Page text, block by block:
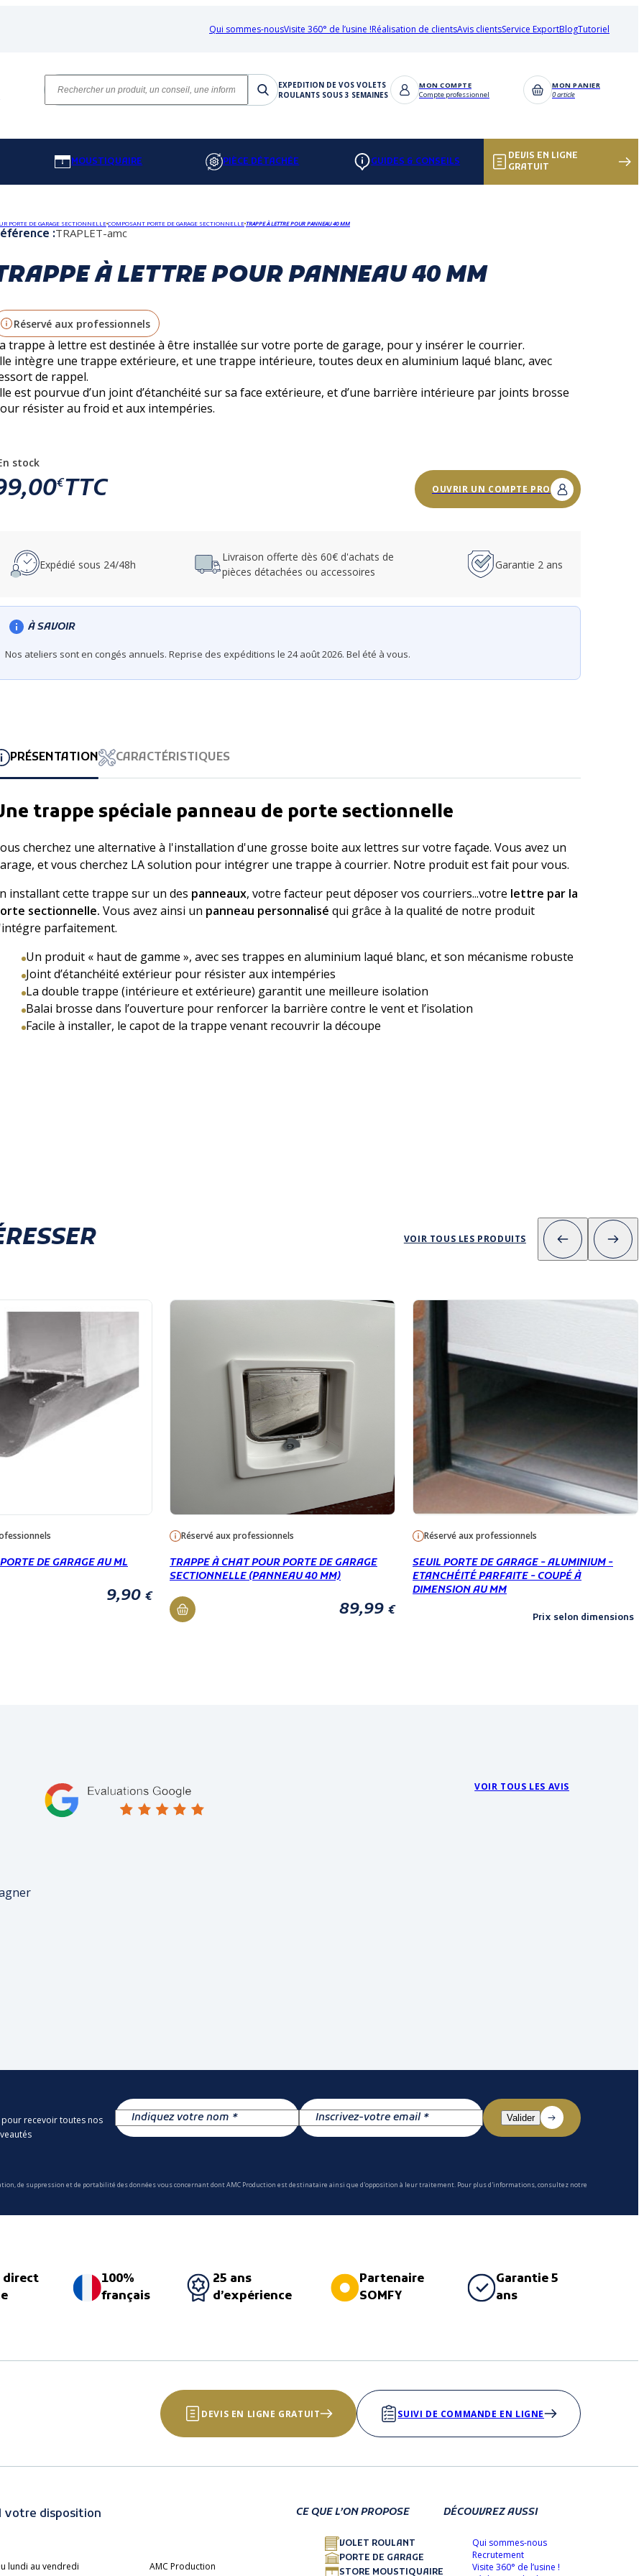
Qui sommes-nousVisite 360° de l’usine !Réalisation de clientsAvis clientsService ExportBlogTutoriel
EXPEDITION DE VOS VOLETS
ROULANTS SOUS 3 SEMAINES
MON COMPTE
Compte professionnel
MON PANIER
0 article
MOUSTIQUAIRE PIÈCE DÉTACHÉE GUIDES & CONSEILS
DEVIS EN LIGNE
GRATUIT
PORTE DE GARAGE SECTIONNELLECOMPOSANT PORTE DE GARAGE SECTIONNELLETRAPPE À LETTRE POUR PANNEAU 40 MM
:TRAPLET-amc
À LETTRE POUR PANNEAU 40 MM
Réservé aux professionnels
trappe à lettre est destinée à être installée sur votre porte de garage, pour y insérer le courrier.
intègre une trappe extérieure, et une trappe intérieure, toutes deux en aluminium laqué blanc, avec
de rappel.
est pourvue d’un joint d’étanchéité sur sa face extérieure, et d’une barrière intérieure par joints brosse
résister au froid et aux intempéries.
stock
€TTC OUVRIR UN COMPTE PRO
Expédié sous 24/48h
Livraison offerte dès 60€ d'achats de
pièces détachées ou accessoires
Garantie 2 ans
À SAVOIR
Nos ateliers sont en congés annuels. Reprise des expéditions le 24 août 2026. Bel été à vous.
PRÉSENTATION CARACTÉRISTIQUES
trappe spéciale panneau de porte sectionnelle
cherchez une alternative à l'installation d'une grosse boite aux lettres sur votre façade. Vous avez un
et vous cherchez LA solution pour intégrer une trappe à courrier. Notre produit est fait pour vous.
installant cette trappe sur un des panneaux, votre facteur peut déposer vos courriers...votre lettre par la
sectionnelle. Vous avez ainsi un panneau personnalisé qui grâce à la qualité de notre produit
parfaitement.
Un produit « haut de gamme », avec ses trappes en aluminium laqué blanc, et son mécanisme robuste
Joint d’étanchéité extérieur pour résister aux intempéries
La double trappe (intérieure et extérieure) garantit une meilleure isolation
Balai brosse dans l’ouverture pour renforcer la barrière contre le vent et l’isolation
Facile à installer, le capot de la trappe venant recouvrir la découpe
VOIR TOUS LES PRODUITS
DE GARAGE AU ML
9,90 €
Réservé aux professionnels
TRAPPE À CHAT POUR PORTE DE GARAGE
SECTIONNELLE (PANNEAU 40 MM)
89,99 €
Réservé aux professionnels
SEUIL PORTE DE GARAGE - ALUMINIUM -
ETANCHÉITÉ PARFAITE - COUPÉ À
DIMENSION AU MM
Prix selon dimensions
VOIR TOUS LES AVIS
recevoir toutes nos
de suppression et de portabilité des données vous concernant dont AMC Production est destinataire ainsi que d'opposition à leur traitement. Pour plus d'informations, consultez notre
direct
100%
français
25 ans
d’expérience
Partenaire
SOMFY
Garantie 5
ans
DEVIS EN LIGNE GRATUIT SUIVI DE COMMANDE EN LIGNE
votre disposition
lundi au vendredi AMC Production
CE QUE L’ON PROPOSE
VOLET ROULANT
PORTE DE GARAGE
STORE MOUSTIQUAIRE
DÉCOUVREZ AUSSI
Qui sommes-nous
Recrutement
Visite 360° de l’usine !